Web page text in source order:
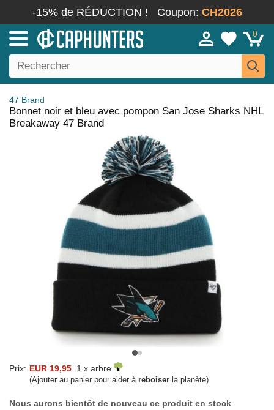
-15% de RÉDUCTION ! Coupon: CH2026
0
47 Brand
Bonnet noir et bleu avec pompon San Jose Sharks NHL
Breakaway 47 Brand
Prix: EUR 19,95 1 x arbre
(Ajouter au panier pour aider à reboiser la planète)
Nous aurons bientôt de nouveau ce produit en stock